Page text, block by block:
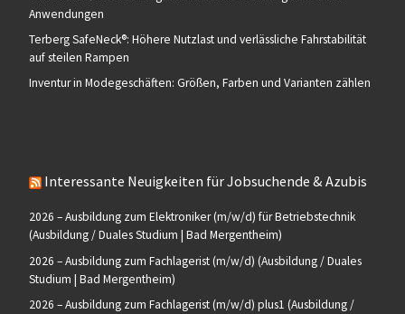
Anwendungen
Terberg SafeNeck®: Höhere Nutzlast und verlässliche Fahrstabilität
auf steilen Rampen
Inventur in Modegeschäften: Größen, Farben und Varianten zählen
Interessante Neuigkeiten für Jobsuchende & Azubis
2026 – Ausbildung zum Elektroniker (m/w/d) für Betriebstechnik
(Ausbildung / Duales Studium | Bad Mergentheim)
2026 – Ausbildung zum Fachlagerist (m/w/d) (Ausbildung / Duales
Studium | Bad Mergentheim)
2026 – Ausbildung zum Fachlagerist (m/w/d) plus1 (Ausbildung /